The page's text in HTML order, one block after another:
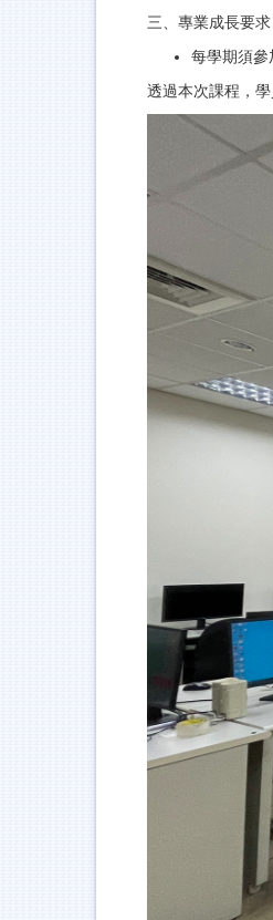
三、專業成長要求
每學期須參
透過本次課程，